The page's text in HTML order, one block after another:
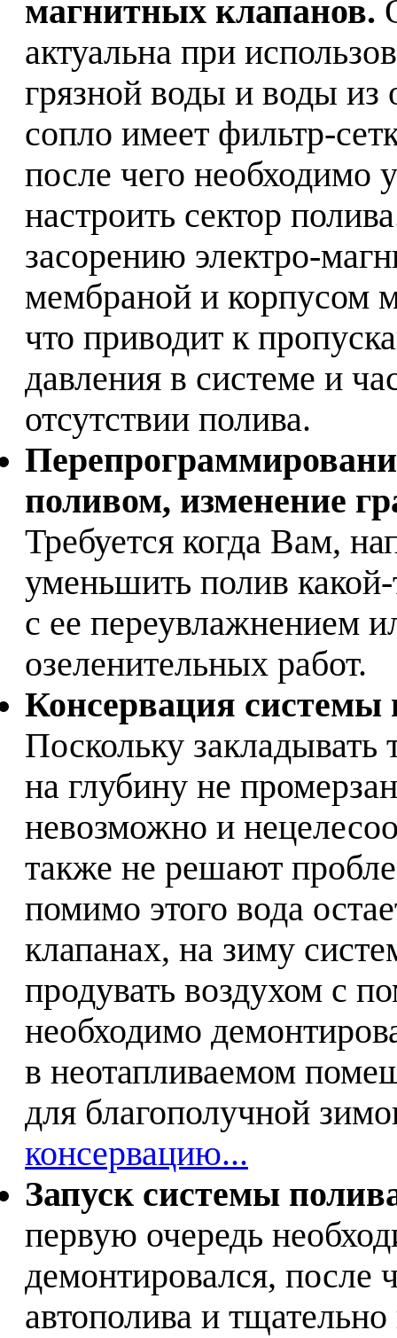
магнитных клапанов.
актуальна при
грязной воды и воды
сопло имеет фильтр-
после чего необходимо
настроить сектор
засорению электро-
мембраной и корпусом
что приводит к
давления в системе и
отсутствии полива.
поливом, изменение
Требуется когда Вам,
уменьшить полив
с ее переувлажнением
озеленительных работ.
Консервация системы
Поскольку
на глубину не
невозможно и
также не решают
помимо этого вода
клапанах, на зиму
продувать воздухом с
необходимо
в неотапливаемом
для благополучной
консервацию...
Запуск системы
первую очередь
демонтировался, после
автополива и